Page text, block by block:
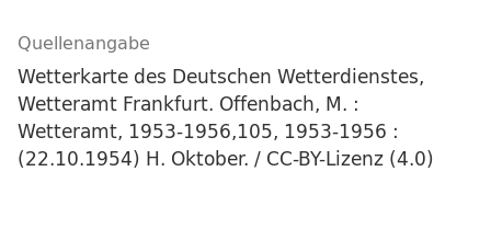
Quellenangabe
Wetterkarte des Deutschen Wetterdienstes,
Wetteramt Frankfurt. Offenbach, M. :
Wetteramt, 1953-1956,105, 1953-1956 :
(22.10.1954) H. Oktober. / CC-BY-Lizenz (4.0)